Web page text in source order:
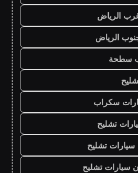
الرياض
الرياض
سطحة
سكراب
تشليح
تشليح
سيارات تشليح